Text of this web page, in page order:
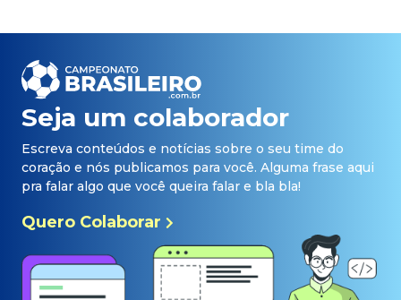
Seja um colaborador
Escreva conteúdos e notícias sobre o seu time do
coração e nós publicamos para você. Alguma frase aqui
pra falar algo que você queira falar e bla bla!
Quero Colaborar